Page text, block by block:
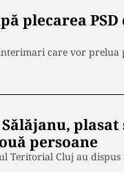
plecarea PSD
care vor prelua
persoane
Teritorial Cluj au